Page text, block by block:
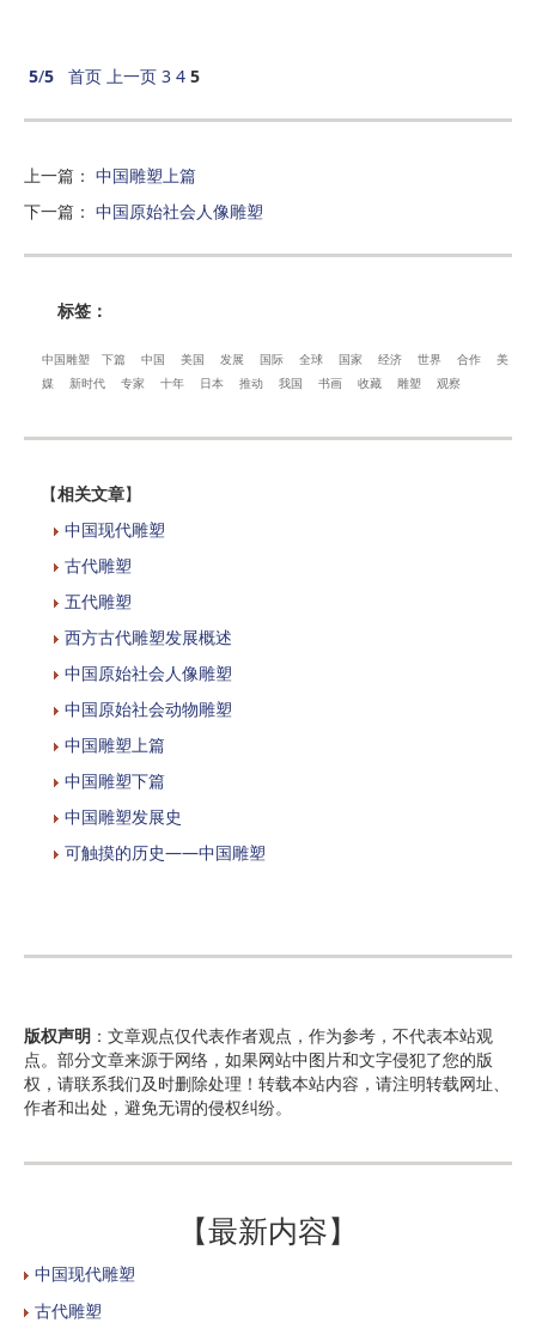
5/5 首页 上一页 3 4 5
上一篇 ： 中国雕塑上篇
下一篇 ： 中国原始社会人像雕塑
标签：
中国雕塑 下篇 中国 美国 发展 国际 全球 国家 经济 世界 合作
美
媒
新时代 专家 十年 日本 推动 我国 书画 收藏 雕塑 观察
【相关文章】
中国现代雕塑
古代雕塑
五代雕塑
西方古代雕塑发展概述
中国原始社会人像雕塑
中国原始社会动物雕塑
中国雕塑上篇
中国雕塑下篇
中国雕塑发展史
可触摸的历史——中国雕塑
版权声明 ：文章观点仅代表作者观点，作为参考，不代表本站观
点。部分文章来源于网络，如果网站中图片和文字侵犯了您的版
权，请联系我们及时删除处理！转载本站内容，请注明转载网址、
作者和出处，避免无谓的侵权纠纷。
【最新内容】
中国现代雕塑
古代雕塑